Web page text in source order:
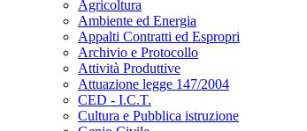
Agricoltura
Ambiente ed Energia
Appalti Contratti ed Espropri
Archivio e Protocollo
Attività Produttive
Attuazione legge 147/2004
CED - I.C.T.
Cultura e Pubblica istruzione